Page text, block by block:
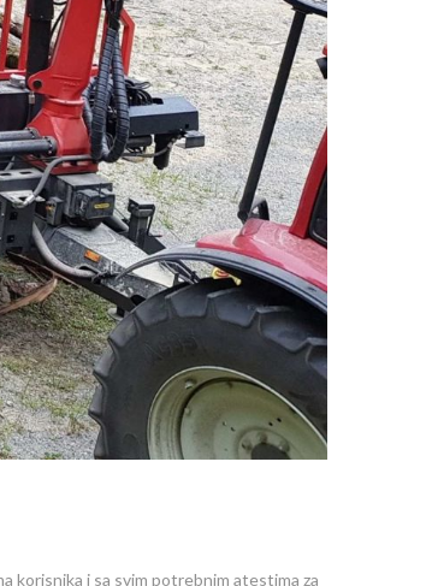
korisnika i sa svim potrebnim atestima za